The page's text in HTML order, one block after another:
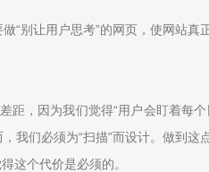
“别让用户思考”的网页，使网站
，因为我们觉得“用户会盯着
我们必须为“扫描”而设计。做到这
这个代价是必须的。